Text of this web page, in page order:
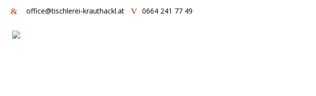
office@tischlerei-krauthackl.at 0664 241 77 49